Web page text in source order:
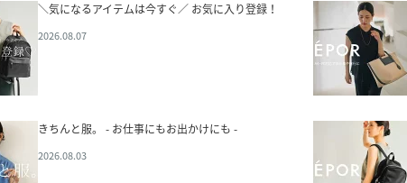
＼気になるアイテムは今すぐ／ お気に入り登録！
2026.08.07
きちんと服。 - お仕事にもお出かけにも -
2026.08.03